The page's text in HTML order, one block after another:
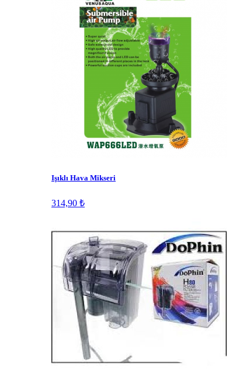
Işıklı Hava Mikseri
314,90 ₺